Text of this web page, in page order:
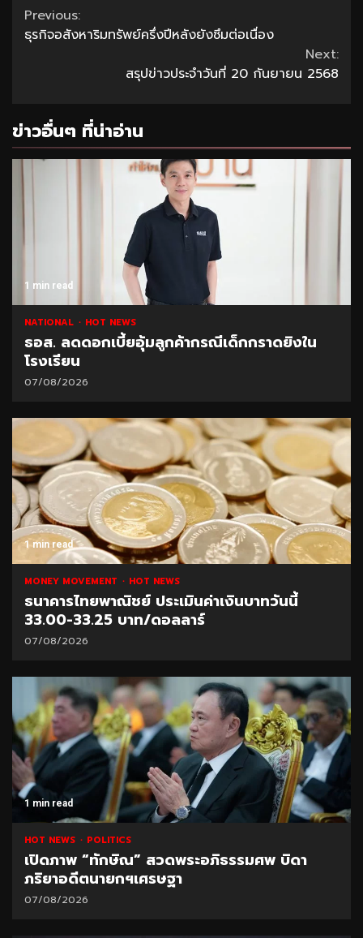
Continue
Reading
Previous:
ธุรกิจอสังหาริมทรัพย์ครึ่งปีหลังยังซึมต่อเนื่อง
Next:
สรุปข่าวประจำวันที่ 20 กันยายน 2568
ข่าวอื่นๆ ที่น่าอ่าน
1 min read
NATIONAL HOT NEWS
ธอส. ลดดอกเบี้ยอุ้มลูกค้ากรณีเด็กกราดยิงใน
โรงเรียน
07/08/2026
1 min read
MONEY MOVEMENT HOT NEWS
ธนาคารไทยพาณิชย์ ประเมินค่าเงินบาทวันนี้
33.00-33.25 บาท/ดอลลาร์
07/08/2026
1 min read
HOT NEWS POLITICS
เปิดภาพ “ทักษิณ” สวดพระอภิธรรมศพ บิดา
ภริยาอดีตนายกฯเศรษฐา
07/08/2026